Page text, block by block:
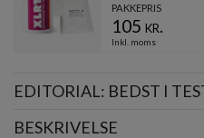
PAKKEPRIS
105 kr.
Inkl. moms
EDITORIAL: BEDST I
BESKRIVELSE